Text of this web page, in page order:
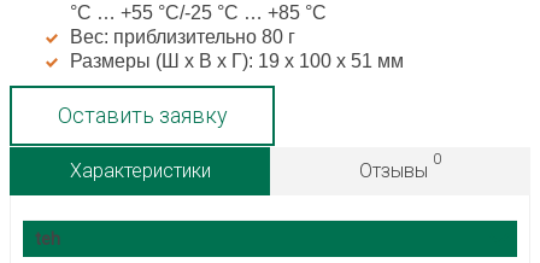
°C … +55 °C/-25 °C … +85 °C
Вес: приблизительно 80 г
Размеры (Ш х В х Г): 19 x 100 x 51 мм
Оставить заявку
Характеристики Отзывы
0
teh